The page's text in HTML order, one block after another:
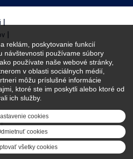
reklám, poskytovanie funkcií
návštevnosti používame súbory
používate naše webové stránky,
v oblasti sociálnych médií,
môžu príslušné informácie
ktoré ste im poskytli alebo ktoré od
ich služby.
cookies
cookies
všetky cookies
|
|